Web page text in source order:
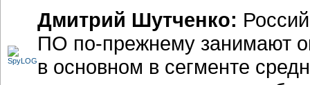
Дмитрий Шутченко:
ПО по-прежнему занимают
в основном в сегменте